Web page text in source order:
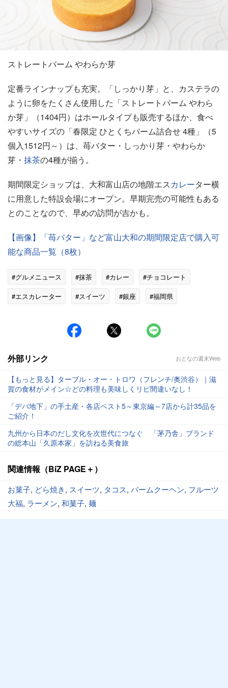
ストレートバーム やわらか芽
定番ラインナップも充実。「しっかり芽」と、カステラの
ように卵をたくさん使用した「ストレートバーム やわら
か芽」（1404円）はホールタイプも販売するほか、食べ
やすいサイズの「春限定 ひとくちバーム詰合せ 4種」（5
個入1512円～）は、苺バター・しっかり芽・やわらか
芽・ 抹茶の4種が揃う。
期間限定ショップは、大和富山店の地階エスカレーター横
に用意した特設会場にオープン。早期完売の可能性もある
とのことなので、早めの訪問が吉かも。
【画像】「苺バター」など富山大和の期間限定店で購入可
能な商品一覧（8枚）
#グルメニュース #抹茶 #カレー
#チョコレート
#エスカレーター
#スイーツ #銀座 #福岡県
外部リンク おとなの週末Web
【もっと見る】ターブル・オー・トロワ（フレンチ/奥渋谷）｜滋
賀の食材がメイン☆どの料理も美味しくリピ間違いなし！
「デパ地下」の手土産・各店ベスト5～東京編～7店から計35品を
ご紹介！
九州から日本のだし文化を次世代につなぐ 「茅乃舎」ブランド
の総本山「久原本家」を訪ねる美食旅
関連情報（BiZ PAGE＋）
お菓子, どら焼き, スイーツ, タコス, バームクーヘン, フルーツ
大福, ラーメン, 和菓子, 麺